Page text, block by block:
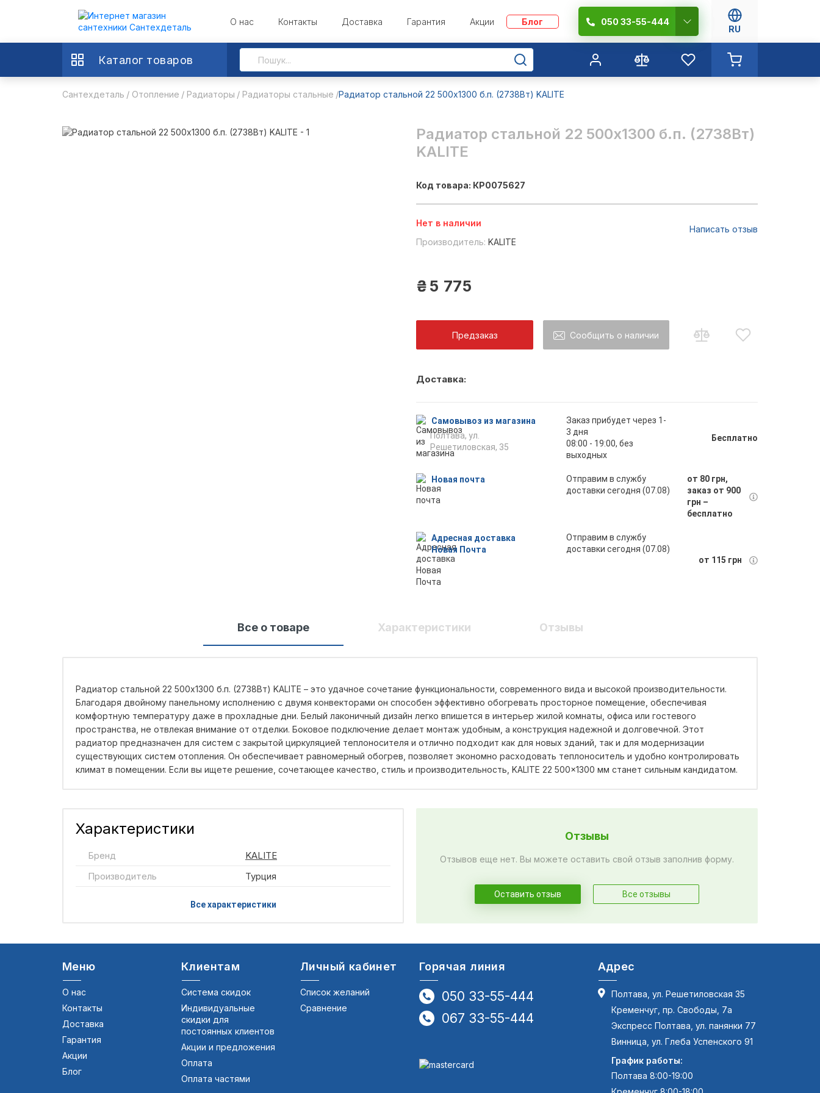
О нас Контакты Доставка Гарантия Акции Блог 050 33-55-444
RU
Каталог товаров
Сантехдеталь Отопление Радиаторы Радиаторы стальные Радиатор стальной 22 500х1300 б.п. (2738Вт) KALITE
Радиатор стальной 22 500х1300 б.п. (2738Вт)
KALITE
Код товара: КР0075627
Нет в наличии
Производитель: KALITE
Написать отзыв
₴ 5 775
Предзаказ Сообщить о наличии
Доставка:
Самовывоз из магазина
Полтава, ул.
Решетиловская, 35
Заказ прибудет через 1-
3 дня
08:00 - 19:00, без
выходных
Бесплатно
Новая почта
Отправим в службу
доставки сегодня (07.08)
от 80 грн,
заказ от 900
грн –
бесплатно
Адресная доставка
Новая Почта
Отправим в службу
доставки сегодня (07.08)
от 115 грн
Все о товаре Характеристики Отзывы
Радиатор стальной 22 500х1300 б.п. (2738Вт) KALITE – это удачное сочетание функциональности, современного вида и высокой производительности.
Благодаря двойному панельному исполнению с двумя конвекторами он способен эффективно обогревать просторное помещение, обеспечивая
комфортную температуру даже в прохладные дни. Белый лаконичный дизайн легко впишется в интерьер жилой комнаты, офиса или гостевого
пространства, не отвлекая внимание от отделки. Боковое подключение делает монтаж удобным, а конструкция надежной и долговечной. Этот
радиатор предназначен для систем с закрытой циркуляцией теплоносителя и отлично подходит как для новых зданий, так и для модернизации
существующих систем отопления. Он обеспечивает равномерный обогрев, позволяет экономно расходовать теплоноситель и удобно контролировать
климат в помещении. Если вы ищете решение, сочетающее качество, стиль и производительность, KALITE 22 500×1300 мм станет сильным кандидатом.
Характеристики
Бренд
KALITE
Производитель
Турция
Все характеристики
Отзывы
Отзывов еще нет. Вы можете оставить свой отзыв заполнив форму.
Оставить отзыв Все отзывы
Меню
О нас
Контакты
Доставка
Гарантия
Акции
Блог
Клиентам
Система скидок
Индивидуальные
скидки для
постоянных клиентов
Акции и предложения
Оплата
Оплата частями
Личный кабинет
Список желаний
Сравнение
Горячая линия
050 33-55-444
067 33-55-444
Адрес
Полтава, ул. Решетиловская 35
Кременчуг, пр. Свободы, 7а
Экспресс Полтава, ул. панянки 77
Винница, ул. Глеба Успенского 91
График работы:
Полтава 8:00-19:00